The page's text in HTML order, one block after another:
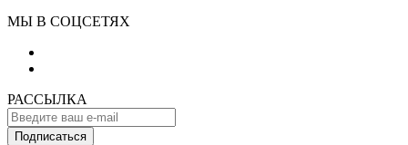
МЫ В СОЦСЕТЯХ
РАССЫЛКА
Подписаться